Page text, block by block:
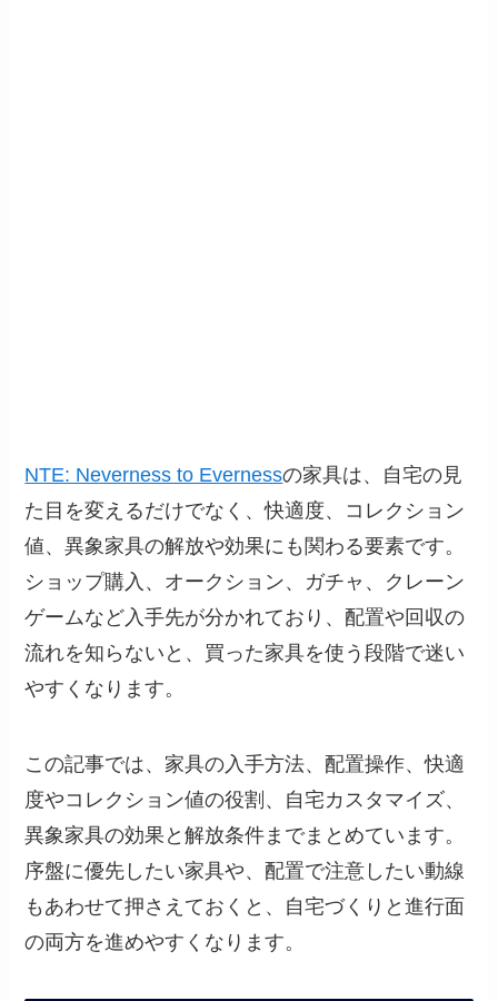
NTE: Neverness to Evernessの家具は、自宅の見
た目を変えるだけでなく、快適度、コレクション
値、異象家具の解放や効果にも関わる要素です。
ショップ購入、オークション、ガチャ、クレーン
ゲームなど入手先が分かれており、配置や回収の
流れを知らないと、買った家具を使う段階で迷い
やすくなります。
この記事では、家具の入手方法、配置操作、快適
度やコレクション値の役割、自宅カスタマイズ、
異象家具の効果と解放条件までまとめています。
序盤に優先したい家具や、配置で注意したい動線
もあわせて押さえておくと、自宅づくりと進行面
の両方を進めやすくなります。